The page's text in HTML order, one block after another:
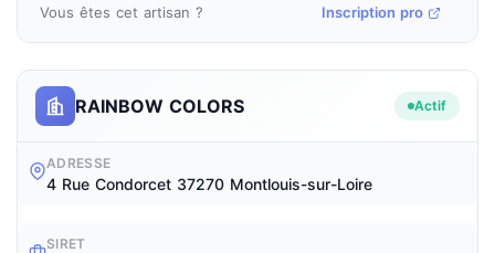
Vous êtes cet artisan ? Inscription pro
RAINBOW COLORS Actif
ADRESSE
4 Rue Condorcet 37270 Montlouis-sur-Loire
SIRET